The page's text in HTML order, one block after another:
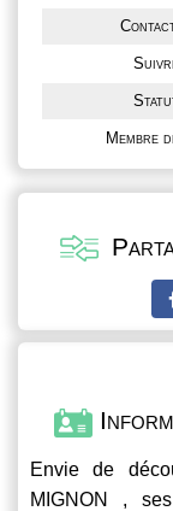
Membre
Envie de
MIGNON ,